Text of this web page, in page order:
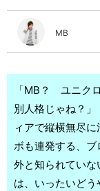
MB
「MB？ ユニク
別人格じゃね？
ィアで縦横無尽
ボも連発する、
外と知られてい
は、いったいど